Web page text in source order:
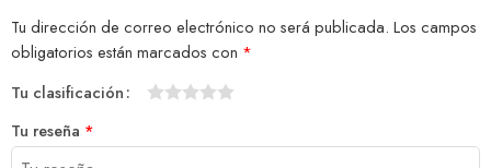
Tu dirección de correo electrónico no será publicada. Los campos
obligatorios están marcados con *
Tu clasificación
Tu reseña *